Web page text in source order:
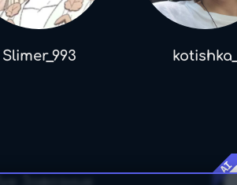
Slimer_993
AI